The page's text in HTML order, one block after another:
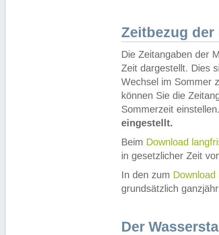
Zeitbezug der
Die Zeitangaben der
Zeit dargestellt. Dies
Wechsel im Sommer
können Sie die
Sommerzeit
eingestellt.
Beim Download
in gesetzlicher Zeit
In den zum Download
grundsätzlich
Der